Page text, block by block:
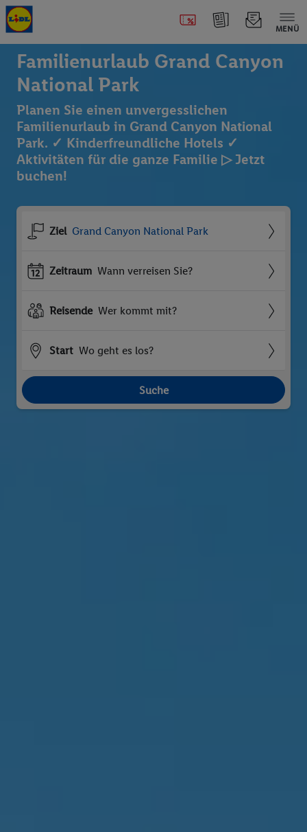
MENÜ
Familienurlaub Grand Canyon
National Park
Planen Sie einen unvergesslichen
Familienurlaub in Grand Canyon National
Park. ✓ Kinderfreundliche Hotels ✓
Aktivitäten für die ganze Familie ▷ Jetzt
buchen!
Ziel Grand Canyon National Park
Zeitraum Wann verreisen Sie?
Reisende Wer kommt mit?
Start Wo geht es los?
Suche